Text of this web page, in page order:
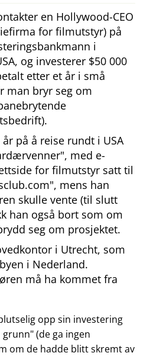
en Hollywood-CEO
for filmutstyr) på
i
og investerer $50 000
etter et år i små
man bryr seg om
på å reise rundt i USA
, med e-
for filmutstyr satt til
, mens han
skulle vente (til slutt
han også bort som om
seg om prosjektet.
i Utrecht, som
i Nederland.
må ha kommet fra
opp sin investering
grunn (de ga ingen
om de hadde blitt skremt av